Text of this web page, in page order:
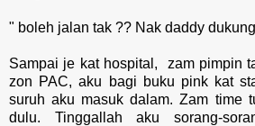
" boleh jalan tak ?? Nak daddy
Sampai je kat hospital, zam pimpin
zon PAC, aku bagi buku pink kat
suruh aku masuk dalam. Zam time
dulu. Tinggallah aku sorang-